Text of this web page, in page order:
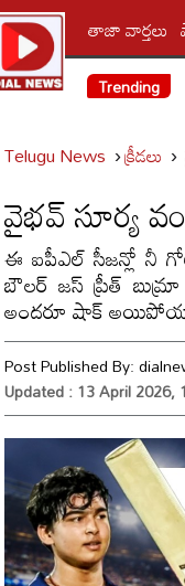
తాజా వార్తలు
Trending
Telugu News క్రీడలు
వైభవ్ సూర్య
ఈ ఐపీఎల్ సీజన్లో నీ
బౌలర్ జస్ ప్రీత్
అందరూ షాక్
Post Published By:
Updated : 13 April 2026,